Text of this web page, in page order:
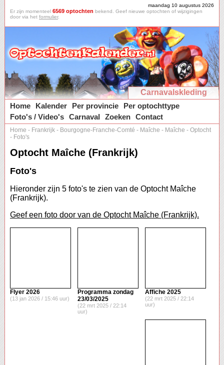
maandag 10 augustus 2026
Er zijn momenteel 6569 optochten bekend. Geef nieuwe optochten of wijzigingen
door via het formulier.
Carnavalskleding
Home
Kalender Per provincie
Per optochttype
Foto's / Video's Carnaval Zoeken Contact
Home - Frankrijk - Bourgogne-Franche-Comté - Maîche - Maîche - Optocht
- Foto's
Optocht Maîche (Frankrijk)
Foto's
Hieronder zijn 5 foto's te zien van de Optocht Maîche
(Frankrijk).
Geef een foto door van de Optocht Maîche (Frankrijk).
Flyer 2026
(13 jan 2026 / 15:46 uur)
Programma zondag
23/03/2025
(22 mrt 2025 / 22:14
uur)
Affiche 2025
(22 mrt 2025 / 22:14
uur)